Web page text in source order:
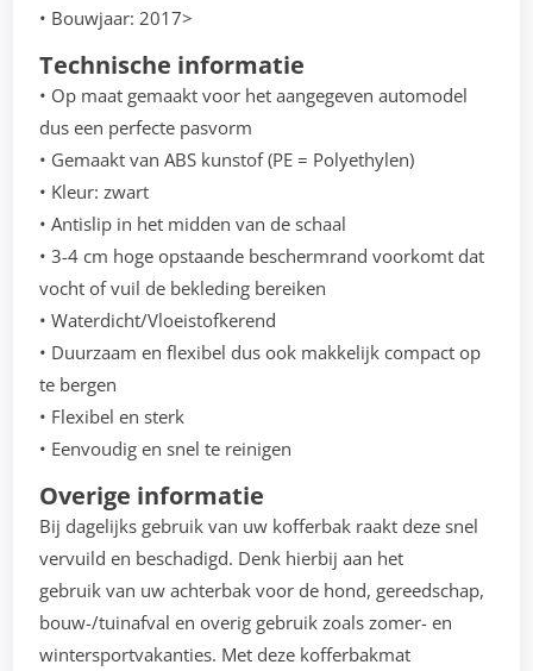
• Bouwjaar: 2017>
Technische informatie
• Op maat gemaakt voor het aangegeven automodel
dus een perfecte pasvorm
• Gemaakt van ABS kunstof (PE = Polyethylen)
• Kleur: zwart
• Antislip in het midden van de schaal
• 3-4 cm hoge opstaande beschermrand voorkomt dat
vocht of vuil de bekleding bereiken
• Waterdicht/Vloeistofkerend
• Duurzaam en flexibel dus ook makkelijk compact op
te bergen
• Flexibel en sterk
• Eenvoudig en snel te reinigen
Overige informatie
Bij dagelijks gebruik van uw kofferbak raakt deze snel
vervuild en beschadigd. Denk hierbij aan het
gebruik van uw achterbak voor de hond, gereedschap,
bouw-/tuinafval en overig gebruik zoals zomer- en
wintersportvakanties. Met deze kofferbakmat